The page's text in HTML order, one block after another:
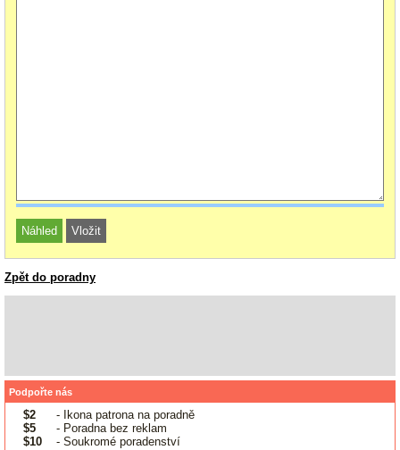
Zpět do poradny
Podpořte nás
$2
- Ikona patrona na poradně
$5
- Poradna bez reklam
$10
- Soukromé poradenství